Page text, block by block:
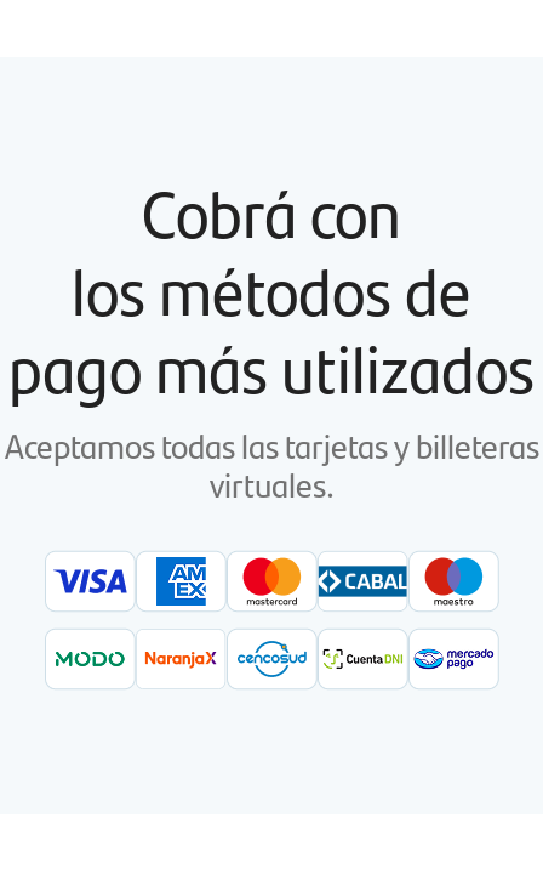
Cobrá con
los métodos de
pago más utilizados
Aceptamos todas las tarjetas y billeteras
virtuales.